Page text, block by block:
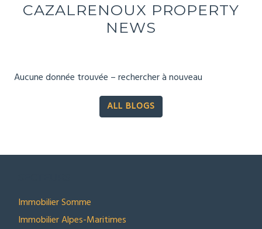
CAZALRENOUX PROPERTY
NEWS
Aucune donnée trouvée – rechercher à nouveau
ALL BLOGS
Immobilier Somme
Immobilier Alpes-Maritimes